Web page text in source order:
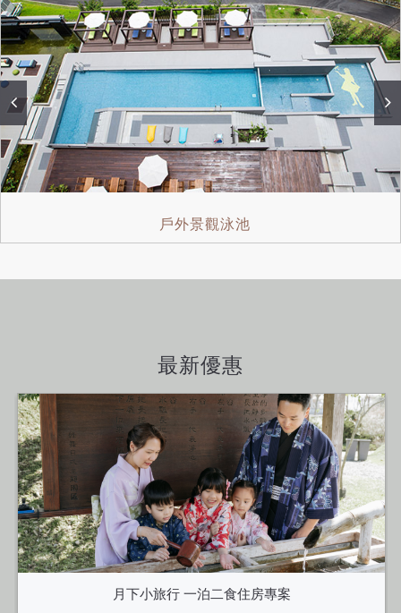
戶外景觀泳池
最新優惠
月下小旅行 一泊二食住房專案